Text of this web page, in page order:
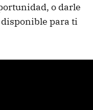
o darle
para ti